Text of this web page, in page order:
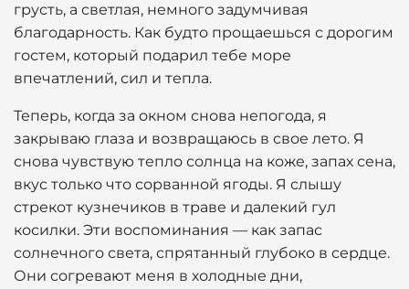
грусть, а светлая, немного задумчивая
благодарность. Как будто прощаешься с дорогим
гостем, который подарил тебе море
впечатлений, сил и тепла.
Теперь, когда за окном снова непогода, я
закрываю глаза и возвращаюсь в свое лето. Я
снова чувствую тепло солнца на коже, запах сена,
вкус только что сорванной ягоды. Я слышу
стрекот кузнечиков в траве и далекий гул
косилки. Эти воспоминания — как запас
солнечного света, спрятанный глубоко в сердце.
Они согревают меня в холодные дни,